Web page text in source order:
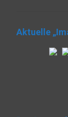
Aktuelle